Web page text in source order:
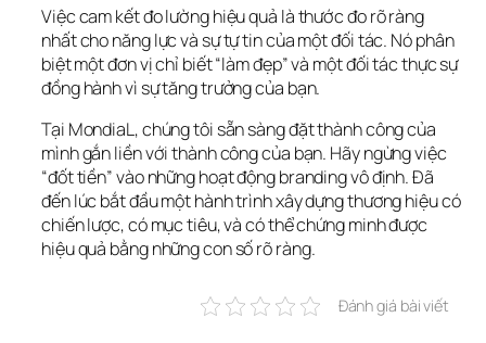
Việc cam kết đo lường hiệu quả là thước đo rõ ràng
nhất cho năng lực và sự tự tin của một đối tác. Nó phân
biệt một đơn vị chỉ biết “làm đẹp” và một đối tác thực sự
đồng hành vì sự tăng trưởng của bạn.
Tại MondiaL, chúng tôi sẵn sàng đặt thành công của
mình gắn liền với thành công của bạn. Hãy ngừng việc
“đốt tiền” vào những hoạt động branding vô định. Đã
đến lúc bắt đầu một hành trình xây dựng thương hiệu có
chiến lược, có mục tiêu, và có thể chứng minh được
hiệu quả bằng những con số rõ ràng.
Đánh giá bài viết